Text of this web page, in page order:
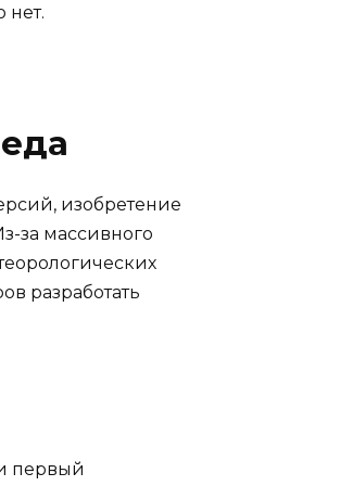
нет.
изобретение
за массивного
разработать
первый